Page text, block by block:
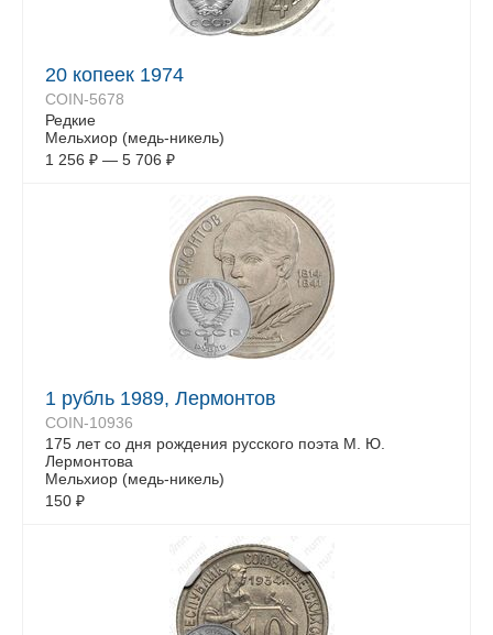
20 копеек 1974
COIN-5678
Редкие
Мельхиор (медь-никель)
1 256 ₽ — 5 706 ₽
1 рубль 1989, Лермонтов
COIN-10936
175 лет со дня рождения русского поэта М. Ю.
Лермонтова
Мельхиор (медь-никель)
150 ₽